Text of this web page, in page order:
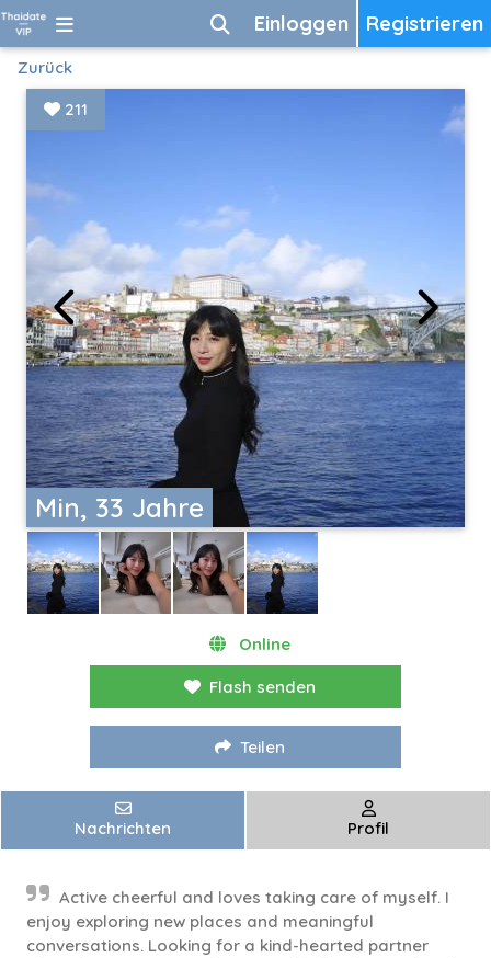
Registrieren
Einloggen
Zurück
Min, 33 Jahre
211
Online
Flash senden
Teilen
Nachrichten Profil
Active cheerful and loves taking care of myself. I
enjoy exploring new places and meaningful
conversations. Looking for a kind-hearted partner